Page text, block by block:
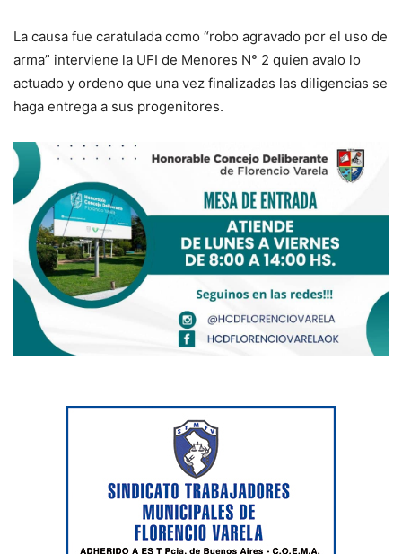
La causa fue caratulada como “robo agravado por el uso de
arma” interviene la UFI de Menores N° 2 quien avalo lo
actuado y ordeno que una vez finalizadas las diligencias se
haga entrega a sus progenitores.